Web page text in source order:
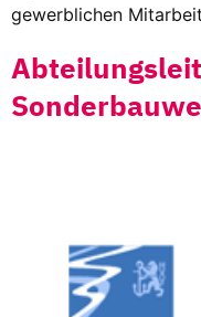
gewerblichen